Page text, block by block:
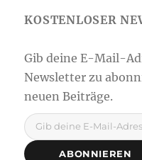
Gib deine E-Mail-Adresse ein ...
ABONNIEREN